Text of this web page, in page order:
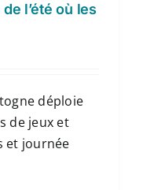
l’été où les
déploie
de jeux et
et journée